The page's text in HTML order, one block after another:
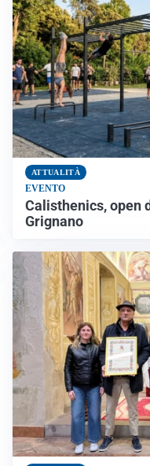
ATTUALITÀ
EVENTO
Calisthenics, open
Grignano